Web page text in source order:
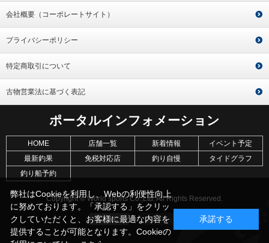
会社概要（コーポレートサイト）
プライバシーポリシー
特定商取引について
古物営業法に基づく表記
ポータルインフォメーション
HOME 店舗一覧 新着情報
イベント予定
最新釣果
免税対応店 釣り自慢
タイドグラフ
釣り船予約
Copyright © World sports Co.,Ltd. All Rights Reserved.
弊社はCookieを利用し、Webの利便性向上
に努めております。「承認する」をクリッ
クしていただくと、お客様に最適な内容を
提供することが可能となります。Cookieの
承諾する